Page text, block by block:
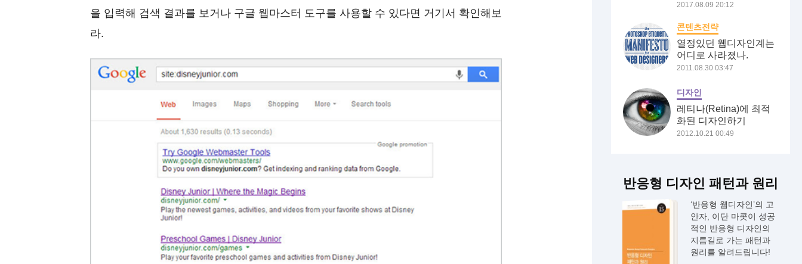
을 입력해 검색 결과를 보거나 구글 웹마스터 도구를 사용할 수 있다면 거기서 확인해보
라.
2017.08.09 20:12
콘텐츠전략
열정있던 웹디자인계는
어디로 사라졌나.
2011.08.30 03:47
디자인
레티나(Retina)에 최적
화된 디자인하기
2012.10.21 00:49
반응형 디자인 패턴과 원리
‘반응형 웹디자인’의 고
안자, 이단 마콧이 성공
적인 반응형 디자인의
지름길로 가는 패턴과
원리를 알려드립니다!